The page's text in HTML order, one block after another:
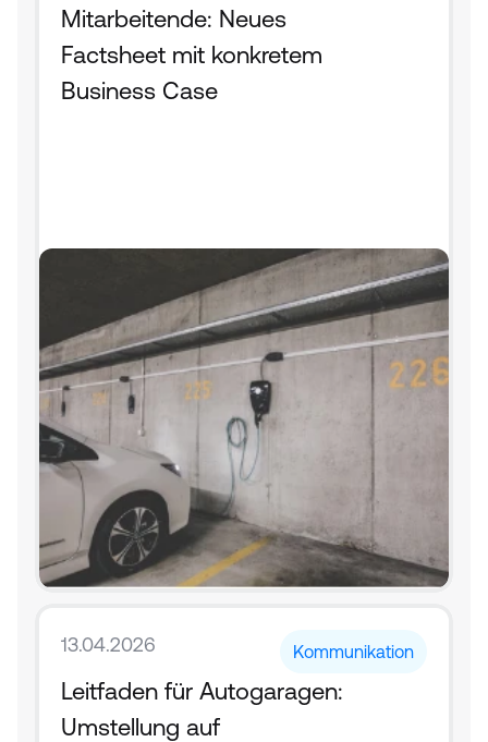
Mitarbeitende: Neues
Factsheet mit konkretem
Business Case
13.04.2026 Kommunikation
Leitfaden für Autogaragen:
Umstellung auf